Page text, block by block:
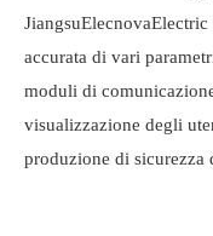
JiangsuElecnovaElectric
accurata di vari
moduli di
visualizzazione degli
produzione di sicurezza